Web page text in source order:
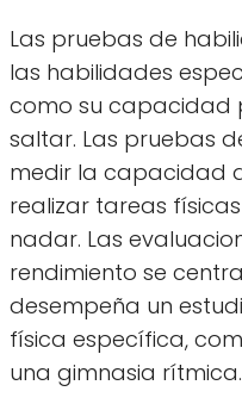
Las pruebas de
las habilidades
como su capacidad
saltar. Las pruebas
medir la capacidad
realizar tareas
nadar. Las
rendimiento se
desempeña un
física específica,
una gimnasia rítmica.